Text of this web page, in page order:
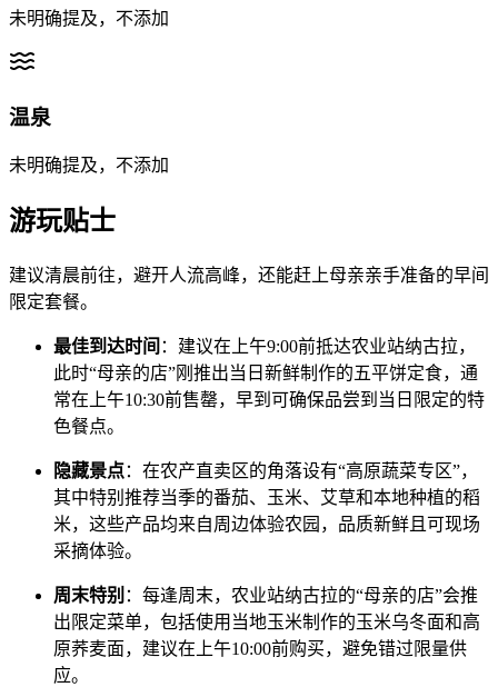
未明确提及，不添加
温泉
未明确提及，不添加
游玩贴士
建议清晨前往，避开人流高峰，还能赶上母亲亲手准备的早间
限定套餐。
最佳到达时间 ：建议在上午9:00前抵达农业站纳古拉，
此时“母亲的店”刚推出当日新鲜制作的五平饼定食，通
常在上午10:30前售罄，早到可确保品尝到当日限定的特
色餐点。
隐藏景点：在农产直卖区的角落设有“高原蔬菜专区”，
其中特别推荐当季的番茄、玉米、艾草和本地种植的稻
米，这些产品均来自周边体验农园，品质新鲜且可现场
采摘体验。
周末特别 ：每逢周末，农业站纳古拉的“母亲的店”会推
出限定菜单，包括使用当地玉米制作的玉米乌冬面和高
原荞麦面，建议在上午10:00前购买，避免错过限量供
应。